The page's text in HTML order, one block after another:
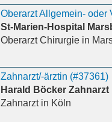
St-Marien-Hospital
Oberarzt Chirurgiein
Zahnarzt/-ärztin (#37361)
Harald Böcker Zahnarzt
Zahnarztin Köln